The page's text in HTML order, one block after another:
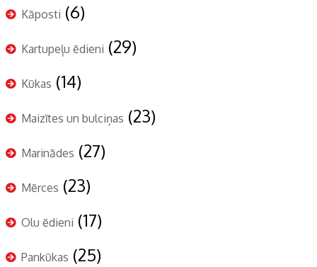
Kāposti (6)
Kartupeļu ēdieni (29)
Kūkas (14)
Maizītes un bulciņas (23)
Marinādes (27)
Mērces (23)
Olu ēdieni (17)
Pankūkas (25)